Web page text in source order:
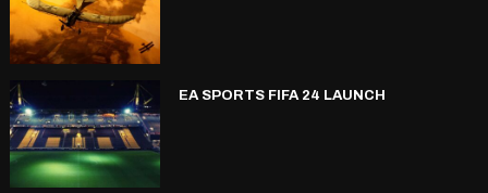
EA SPORTS FIFA 24 LAUNCH